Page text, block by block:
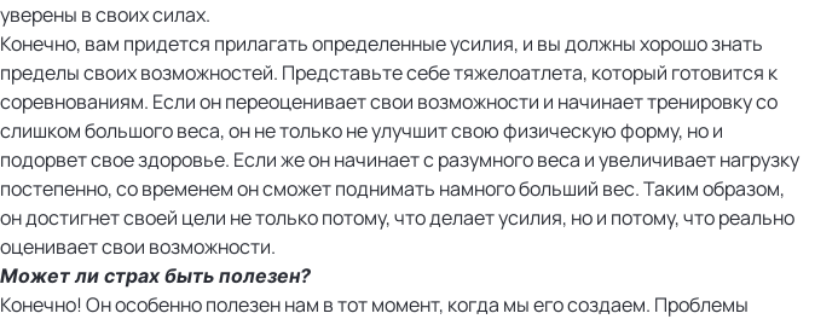
уверены в своих силах.
Конечно, вам придется прилагать определенные усилия, и вы должны хорошо знать
пределы своих возможностей. Представьте себе тяжелоатлета, который готовится к
соревнованиям. Если он переоценивает свои возможности и начинает тренировку со
слишком большого веса, он не только не улучшит свою физическую форму, но и
подорвет свое здоровье. Если же он начинает с разумного веса и увеличивает нагрузку
постепенно, со временем он сможет поднимать намного больший вес. Таким образом,
он достигнет своей цели не только потому, что делает усилия, но и потому, что реально
оценивает свои возможности.
Может ли страх быть полезен?
Конечно! Он особенно полезен нам в тот момент, когда мы его создаем. Проблемы